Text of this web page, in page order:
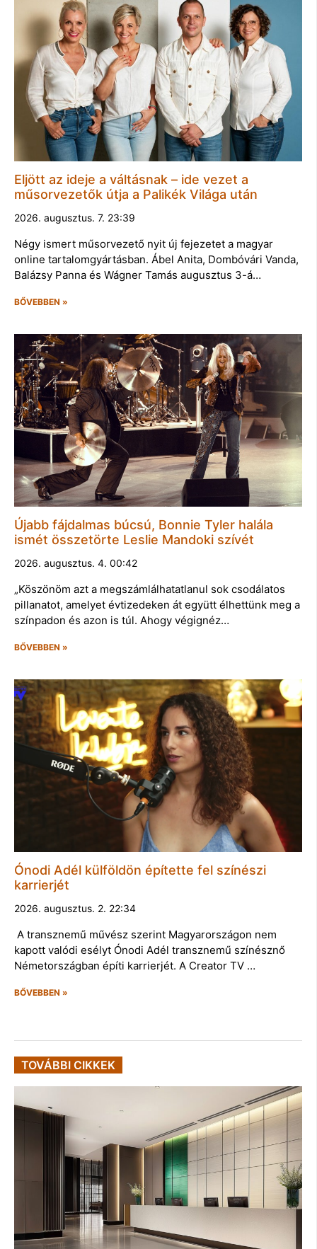
Eljött az ideje a váltásnak – ide vezet a
műsorvezetők útja a Palikék Világa után
2026. augusztus. 7. 23:39
Négy ismert műsorvezető nyit új fejezetet a magyar
online tartalomgyártásban. Ábel Anita, Dombóvári Vanda,
Balázsy Panna és Wágner Tamás augusztus 3-á…
BŐVEBBEN »
Újabb fájdalmas búcsú, Bonnie Tyler halála
ismét összetörte Leslie Mandoki szívét
2026. augusztus. 4. 00:42
„Köszönöm azt a megszámlálhatatlanul sok csodálatos
pillanatot, amelyet évtizedeken át együtt élhettünk meg a
színpadon és azon is túl. Ahogy végignéz…
BŐVEBBEN »
Ónodi Adél külföldön építette fel színészi
karrierjét
2026. augusztus. 2. 22:34
A transznemű művész szerint Magyarországon nem
kapott valódi esélyt Ónodi Adél transznemű színésznő
Németországban építi karrierjét. A Creator TV …
BŐVEBBEN »
TOVÁBBI CIKKEK